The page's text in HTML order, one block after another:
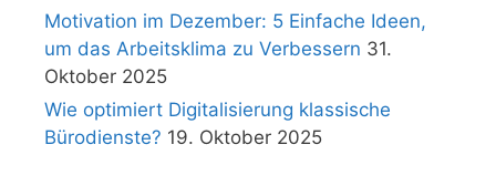
Motivation im Dezember: 5 Einfache Ideen,
um das Arbeitsklima zu Verbessern 31.
Oktober 2025
Wie optimiert Digitalisierung klassische
Bürodienste? 19. Oktober 2025